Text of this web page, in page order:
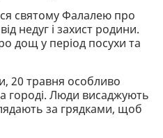
святому Фалалею про
недуг і захист родини.
дощ у період посухи та
20 травня особливо
городі. Люди висаджують
за грядками, щоб